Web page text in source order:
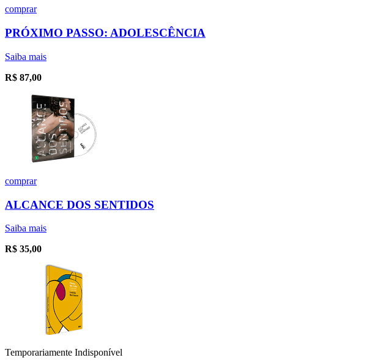
comprar
PRÓXIMO PASSO: ADOLESCÊNCIA
Saiba mais
R$ 87,00
comprar
ALCANCE DOS SENTIDOS
Saiba mais
R$ 35,00
Temporariamente Indisponível